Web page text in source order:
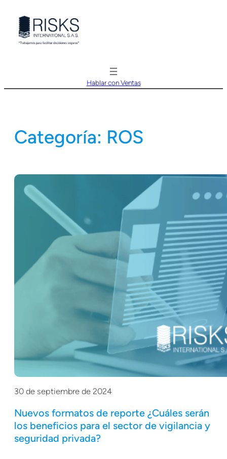
contenido
Hablar con Ventas
Categoría: ROS
30 de septiembre de 2024
Nuevos formatos de reporte ¿Cuáles serán
los beneficios para el sector de vigilancia y
seguridad privada?